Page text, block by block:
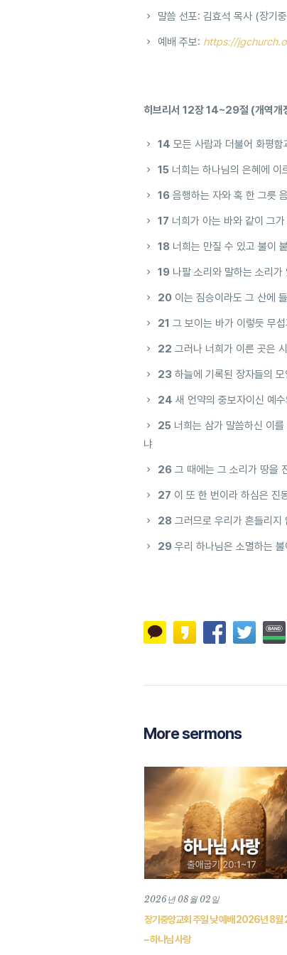
말씀 선포: 김효석 목사 (장기
예배 주보: https://
히브리서 12장 14~29절 (개역개
14 모든 사람과 더불어 화평
15너희는 하나님의 은혜에 이
16음행하는 자와 혹 한 그릇
17 너희가 아는 바와 같이 그
18 너희는 만질 수 있고 불이
19나팔 소리와 말하는 소리가
20이는 짐승이라도 그 산에
21 그 보이는 바가 이렇듯 무
22 그러나 너희가 이른 곳은
23하늘에 기록된 장자들의
24 새 언약의 중보자이신 예
25너희는 삼가 말씀하신 이를
냐
26그 때에는 그 소리가 땅을
27 이 또 한 번이라 하심은 진
28 그러므로 우리가 흔들리지
29우리 하나님은 소멸하는 불
More sermons
2026년 08월 02일
장기중앙교회 주일 낮 예배 2026년 8월
– 하나님 사랑